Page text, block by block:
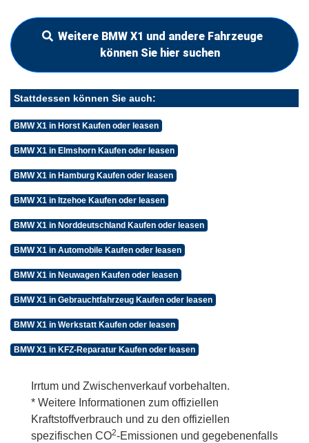
Weitere BMW X1 und andere Fahrzeuge
können Sie hier suchen
Stattdessen können Sie auch:
BMW X1 in Horst Kaufen oder leasen
BMW X1 in Elmshorn Kaufen oder leasen
BMW X1 in Hamburg Kaufen oder leasen
BMW X1 in Itzehoe Kaufen oder leasen
BMW X1 in Norddeutschland Kaufen oder leasen
BMW X1 in Automobile Kaufen oder leasen
BMW X1 in Neuwagen Kaufen oder leasen
BMW X1 in Gebrauchtfahrzeug Kaufen oder leasen
BMW X1 in Werkstatt Kaufen oder leasen
BMW X1 in KFZ-Reparatur Kaufen oder leasen
Irrtum und Zwischenverkauf vorbehalten.
* Weitere Informationen zum offiziellen
Kraftstoffverbrauch und zu den offiziellen
spezifischen CO2-Emissionen und gegebenenfalls